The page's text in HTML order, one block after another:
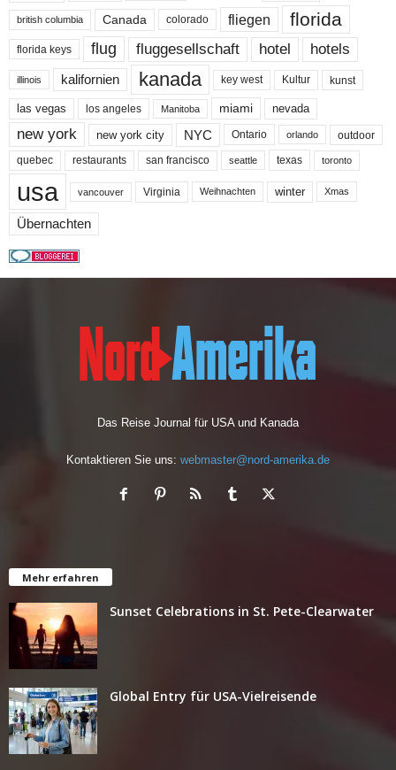
british columbia Canada colorado fliegen florida
florida keys flug fluggesellschaft hotel hotels
illinois kalifornien kanada key west Kultur kunst
las vegas los angeles Manitoba miami nevada
new york new york city NYC Ontario orlando outdoor
quebec restaurants san francisco seattle texas toronto
usa vancouver Virginia Weihnachten winter Xmas
Übernachten
Das Reise Journal für USA und Kanada
Kontaktieren Sie uns: webmaster@nord-amerika.de
Mehr erfahren
Sunset Celebrations in St. Pete-Clearwater
Global Entry für USA-Vielreisende